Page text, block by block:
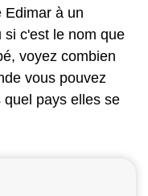
Edimar à un
si c'est le nom que
voyez combien
vous pouvez
pays elles se